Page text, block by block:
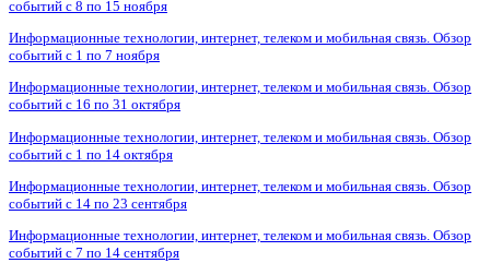
событий с 8 по 15 ноября
Информационные технологии, интернет, телеком и мобильная связь. Обзор
событий с 1 по 7 ноября
Информационные технологии, интернет, телеком и мобильная связь. Обзор
событий с 16 по 31 октября
Информационные технологии, интернет, телеком и мобильная связь. Обзор
событий с 1 по 14 октября
Информационные технологии, интернет, телеком и мобильная связь. Обзор
событий с 14 по 23 сентября
Информационные технологии, интернет, телеком и мобильная связь. Обзор
событий с 7 по 14 сентября